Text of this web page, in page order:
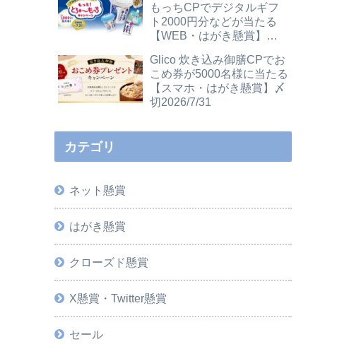
もっちCPでデジタルギフ
ト2000円分などが当たる
【WEB・はがき懸賞】〆
Glico 炊き込み御膳CPでお
こめ券が5000名様に当たる
【スマホ・はがき懸賞】〆
切2026/7/31
カテゴリ
ネット懸賞
はがき懸賞
クローズド懸賞
X懸賞・Twitter懸賞
セール